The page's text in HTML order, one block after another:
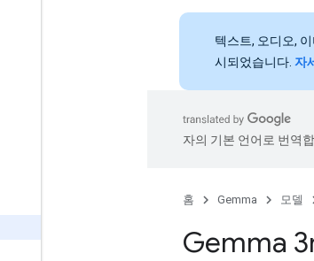
텍스트, 오디오,
시되었습니다. 자
자의 기본 언어로 번역
홈 Gemma 모델
Gemma